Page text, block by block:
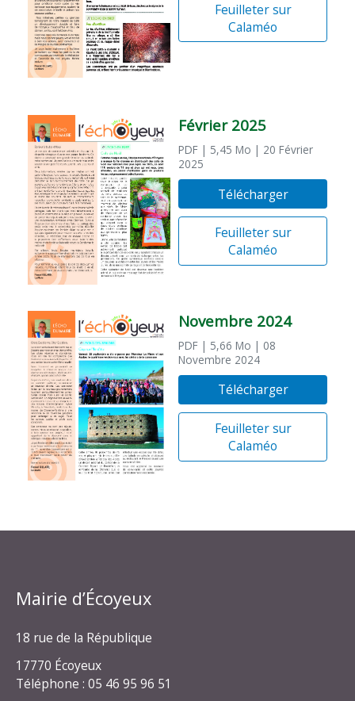
Feuilleter sur
Calaméo
Février 2025
PDF | 5,45 Mo | 20 Février
2025
Télécharger
Feuilleter sur
Calaméo
Novembre 2024
PDF | 5,66 Mo | 08
Novembre 2024
Télécharger
Feuilleter sur
Calaméo
Mairie d’Écoyeux
18 rue de la République
17770 Écoyeux
Téléphone : 05 46 95 96 51